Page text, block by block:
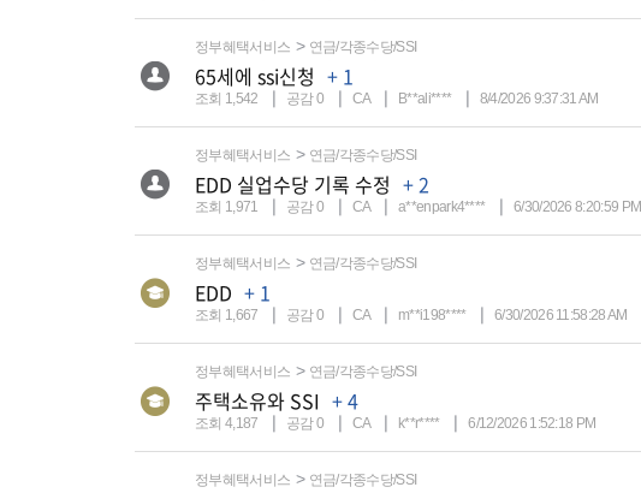
정부혜택서비스 연금/각종수당/SSI
65세에 ssi신청 + 1
조회 1,542 공감 0 CA B**ali**** 8/4/2026 9:37:31 AM
정부혜택서비스 연금/각종수당/SSI
EDD 실업수당 기록 수정 + 2
조회 1,971 공감 0 CA a**enpark4**** 6/30/2026 8:20:59 PM
정부혜택서비스 연금/각종수당/SSI
EDD + 1
조회 1,667 공감 0 CA m**i198**** 6/30/2026 11:58:28 AM
정부혜택서비스 연금/각종수당/SSI
주택소유와 SSI + 4
조회 4,187 공감 0 CA k**r**** 6/12/2026 1:52:18 PM
정부혜택서비스 연금/각종수당/SSI